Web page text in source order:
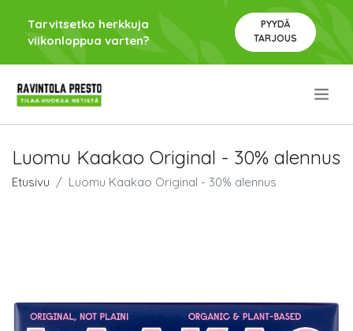
Tarvitsetko herkkuja
viikonloppua varten?
PYYDÄ
TARJOUS
Luomu Kaakao Original - 30% alennus
Etusivu Luomu Kaakao Original - 30% alennus